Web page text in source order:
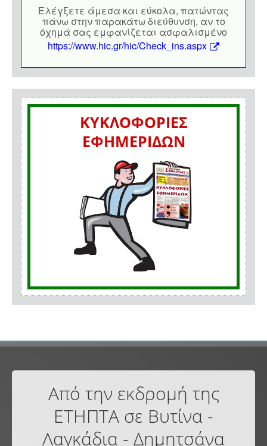
Eλέγξετε άμεσα και εύκολα, πατώντας
πάνω στην παρακάτω διεύθυνση, αν το
όχημά σας εμφανίζεται ασφαλισμένο
https://www.hic.gr/hic/Check_ins.aspx
ΚΥΚΛΟΦΟΡΙΕΣ
ΕΦΗΜΕΡΙΔΩΝ
Από την εκδρομή της
ΕΤΗΠΤΑ σε Βυτίνα -
Λαγκάδια - Δημητσάνα